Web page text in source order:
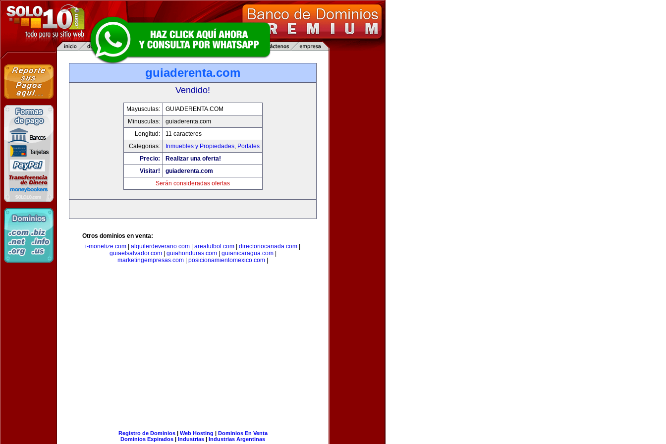
guiaderenta.com
Vendido!
Mayusculas:
GUIADERENTA.COM
Minusculas:
guiaderenta.com
Longitud:
11 caracteres
Categorias:
Inmuebles y Propiedades, Portales
Precio:
Realizar una oferta!
Visitar!
guiaderenta.com
Serán consideradas ofertas
Otros dominios en venta:
i-monetize.com
alquilerdeverano.com areafutbol.com directoriocanada.com
guiaelsalvador.com| guiahonduras.com| guianicaragua.com|
marketingempresas.com
posicionamientomexico.com
Registro de Dominios| Web Hosting | Dominios En Venta
Dominios Expirados | Industrias | Industrias Argentinas